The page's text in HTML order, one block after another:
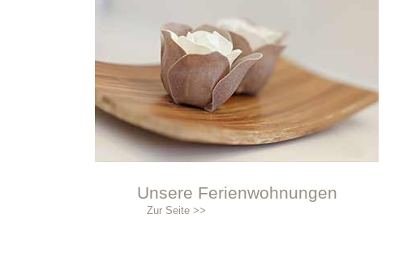
Unsere Ferienwohnungen
Zur Seite >>